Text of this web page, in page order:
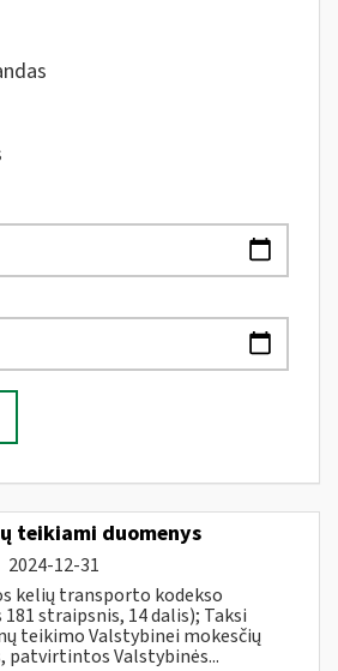
teikiami duomenys
2024-12-31
kelių transporto kodekso
straipsnis, 14 dalis); Taksi
teikimo Valstybinei mokesčių
patvirtintos Valstybinės...